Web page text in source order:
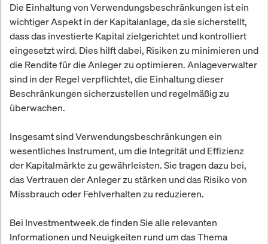
Die Einhaltung von Verwendungsbeschränkungen ist ein
wichtiger Aspekt in der Kapitalanlage, da sie sicherstellt,
dass das investierte Kapital zielgerichtet und kontrolliert
eingesetzt wird. Dies hilft dabei, Risiken zu minimieren und
die Rendite für die Anleger zu optimieren. Anlageverwalter
sind in der Regel verpflichtet, die Einhaltung dieser
Beschränkungen sicherzustellen und regelmäßig zu
überwachen.
Insgesamt sind Verwendungsbeschränkungen ein
wesentliches Instrument, um die Integrität und Effizienz
der Kapitalmärkte zu gewährleisten. Sie tragen dazu bei,
das Vertrauen der Anleger zu stärken und das Risiko von
Missbrauch oder Fehlverhalten zu reduzieren.
Bei Investmentweek.de finden Sie alle relevanten
Informationen und Neuigkeiten rund um das Thema